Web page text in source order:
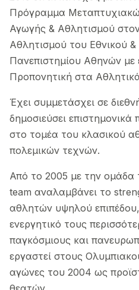
Πρόγραμμα
Αγωγής & Αθλητισμού
Αθλητισμού του Εθνικού &
Πανεπιστημίου Αθηνών με
Προπονητική στα
Έχει συμμετάσχει σε
δημοσιεύσει επιστημονικά
στο τομέα του κλασικού
πολεμικών τεχνών.
Από το 2005 με την ομάδα
team αναλαμβάνει το
αθλητών υψηλού
ενεργητικό τους
παγκόσμιους και
εργαστεί στους
αγώνες του 2004 ως